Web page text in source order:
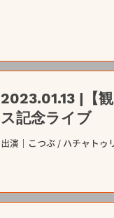
2023.01.13 |【
ス記念ライブ
出演｜こつぶ / ハチャトゥ